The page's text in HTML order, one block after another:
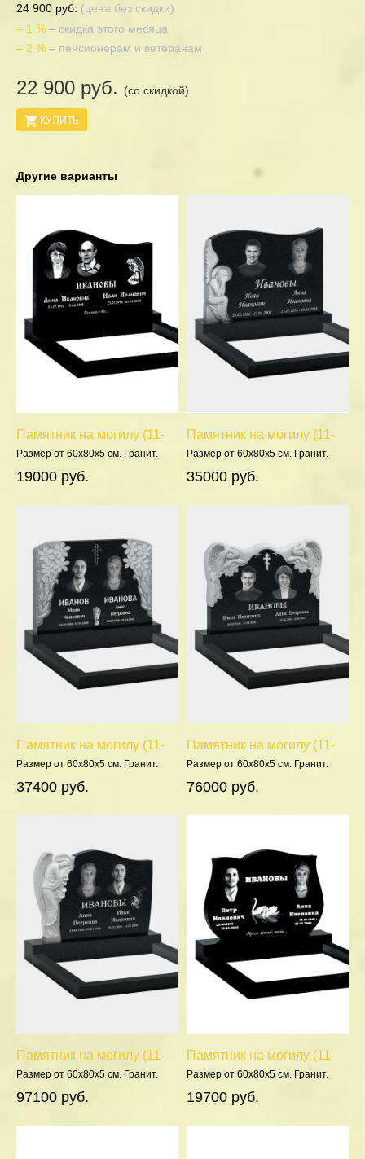
24 900 руб. (цена без скидки)
– 1 % – скидка этого месяца
– 2 % – пенсионерам и ветеранам
22 900 руб. (со скидкой)
КУПИТЬ
Другие варианты
Памятник на могилу (11-
139)
Размер от 60х80х5 см. Гранит.
19000 руб.
Памятник на могилу (11-
278)
Размер от 60х80х5 см. Гранит.
35000 руб.
Памятник на могилу (11-
357)
Размер от 60х80х5 см. Гранит.
37400 руб.
Памятник на могилу (11-
390)
Размер от 60х80х5 см. Гранит.
76000 руб.
Памятник на могилу (11-
359)
Размер от 60х80х5 см. Гранит.
97100 руб.
Памятник на могилу (11-
211)
Размер от 60х80х5 см. Гранит.
19700 руб.